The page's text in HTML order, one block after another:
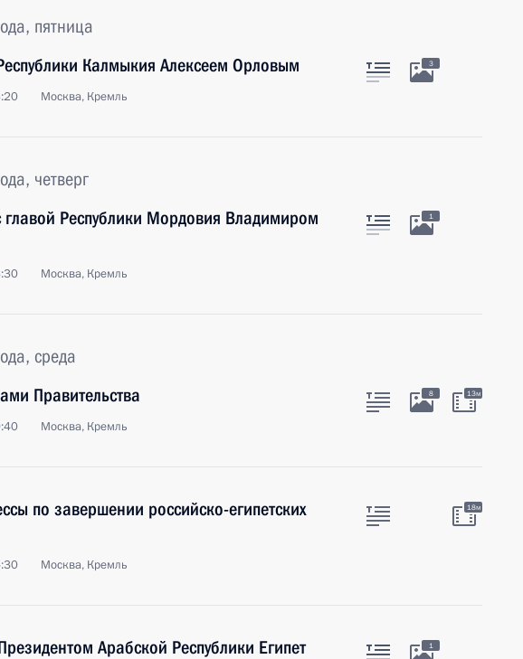
пятница
Калмыкия Алексеем Орловым
Москва, Кремль
3
четверг
главой Республики Мордовия Владимиром
Москва, Кремль
1
среда
Правительства
Москва, Кремль
8 13м
по завершении российско-египетских
Москва, Кремль
18м
Арабской Республики Египет
1